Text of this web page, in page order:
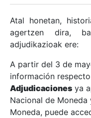
Erakutsi/Ezkutatu
Erakutsi/Ezkutatu
Erakutsi/Ezkutatu
Erakutsi/Ezkutatu
Atal honetan,
agertzen dira,
adjudikazioak ere:
A partir del 3 de
información
Adjudicaciones ya
Nacional de Moneda
Moneda, puede